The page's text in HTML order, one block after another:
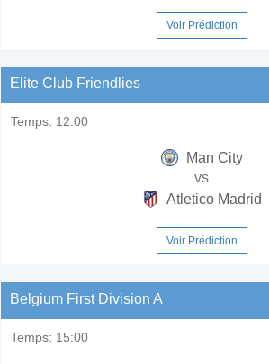
Voir Prédiction
Elite Club Friendlies
Temps: 12:00
Man City
vs
Atletico Madrid
Voir Prédiction
Belgium First Division A
Temps: 15:00